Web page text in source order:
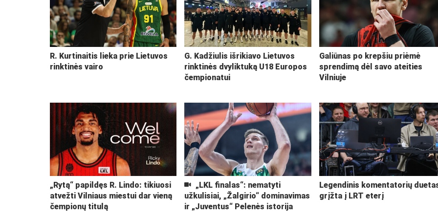
R. Kurtinaitis lieka prie Lietuvos
rinktinės vairo
G. Kadžiulis išrikiavo Lietuvos
rinktinės dvyliktuką U18 Europos
čempionatui
Galiūnas po krepšiu priėmė
sprendimą dėl savo ateities
Vilniuje
„Rytą“ papildęs R. Lindo: tikiuosi
atvežti Vilniaus miestui dar vieną
čempionų titulą
„LKL finalas“: nematyti
užkulisiai, „Žalgirio“ dominavimas
ir „Juventus“ Pelenės istorija
Legendinis komentatorių
grįžta į LRT eterį